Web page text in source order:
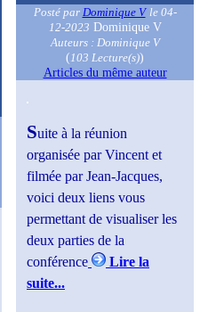
Posté par Dominique V le 04-
12-2023 Dominique V
Auteurs : Dominique V
(103 Lecture(s))
Articles du même auteur
Suite à la réunion
organisée par Vincent et
filmée par Jean-Jacques,
voici deux liens vous
permettant de visualiser les
deux parties de la
conférence
Lire la
suite...